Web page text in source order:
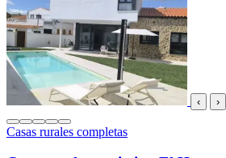
‹ ›
Casas rurales completas